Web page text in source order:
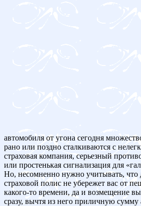
автомобиля от угона сегодня
рано или поздно сталкиваются с
страховая компания, серьезный
или простенькая сигнализация для
Но, несомненно нужно учитывать, что
страховой полис не убережет вас от
какого-то времени, да и возмещение
сразу, вычтя из него приличную сумму